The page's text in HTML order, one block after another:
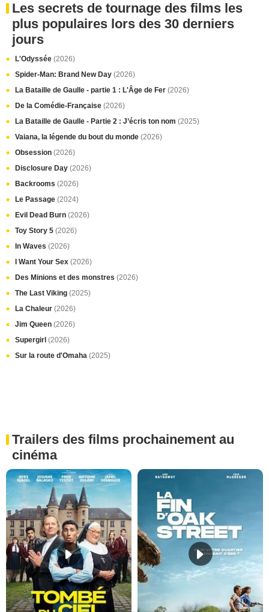
Les secrets de tournage des films les
plus populaires lors des 30 derniers
jours
L'Odyssée (2026)
Spider-Man: Brand New Day (2026)
La Bataille de Gaulle - partie 1 : L'Âge de Fer (2026)
De la Comédie-Française (2026)
La Bataille de Gaulle - Partie 2 : J’écris ton nom (2025)
Vaiana, la légende du bout du monde (2026)
Obsession (2026)
Disclosure Day (2026)
Backrooms (2026)
Le Passage (2024)
Evil Dead Burn (2026)
Toy Story 5 (2026)
In Waves (2026)
I Want Your Sex (2026)
Des Minions et des monstres (2026)
The Last Viking (2025)
La Chaleur (2026)
Jim Queen (2026)
Supergirl (2026)
Sur la route d'Omaha (2025)
Trailers des films prochainement au
cinéma